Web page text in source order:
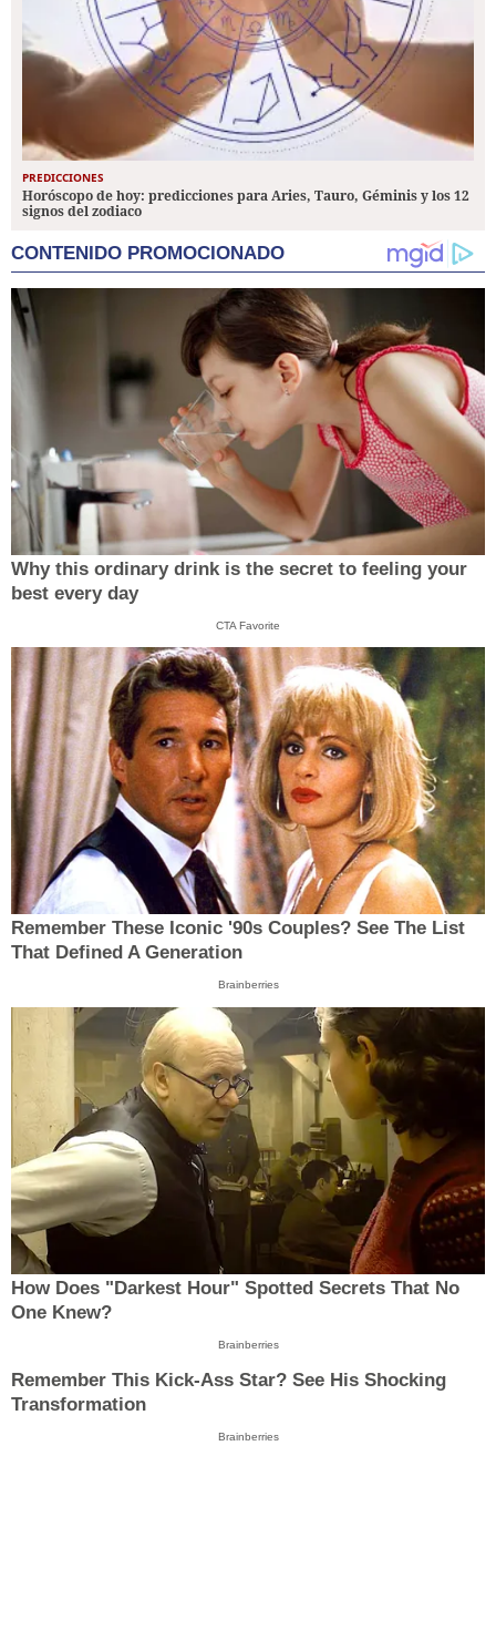
PREDICCIONES
Horóscopo de hoy: predicciones para Aries, Tauro, Géminis y los 12
signos del zodiaco
CONTENIDO PROMOCIONADO
Why this ordinary drink is the secret to feeling your
best every day
CTA Favorite
Remember These Iconic '90s Couples? See The List
That Defined A Generation
Brainberries
How Does "Darkest Hour" Spotted Secrets That No
One Knew?
Brainberries
Remember This Kick-Ass Star? See His Shocking
Transformation
Brainberries